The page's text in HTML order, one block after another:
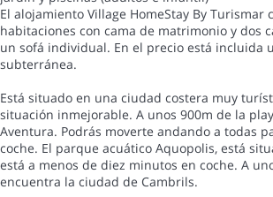
El alojamiento Village HomeStay By Turismar
habitaciones con cama de matrimonio y dos
un sofá individual. En el precio está incluida
subterránea.
Está situado en una ciudad costera muy
situación inmejorable. A unos 900m de la
Aventura. Podrás moverte andando a todas
coche. El parque acuático Aquopolis, está
está a menos de diez minutos en coche. A
encuentra la ciudad de Cambrils.